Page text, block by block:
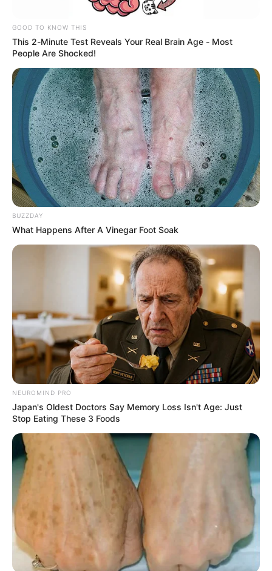
Policía Antioquia
Hombre capturado en Santa Bárbara, Antioquia
Por:Paola Agredo Tapias
Julio 23, 2023
COMPARTIR
UNIRSE AL CANAL DE WHATSAPP
Un hombre, de 21 años de edad, conocido conel alias de
‘el Chamo’, fue capturado en zona urbana del municipio
de Santa Bárbara, Suroeste antioqueño, por el delito de
tráfico de estupefacientes.
Lea también:
hombre con varias dosis de bazuco en San Pedro de los
Milagros
Según las autoridades, el joven sería expendedor de
estupefacientes y, al parecer, pertenece al grupo
delincuencial ‘Los Yonni’. Al momento de la captura se le
incautaron
34 dosis de bazuco, 51 dosis de cocaína y
182 gramos de marihuana.
GOOD TO KNOW THIS
This 2-Minute Test Reveals Your Real Brain Age - Most
People Are Shocked!
BUZZDAY
What Happens After A Vinegar Foot Soak
NEUROMIND PRO
Japan's Oldest Doctors Say Memory Loss Isn't Age: Just
Stop Eating These 3 Foods